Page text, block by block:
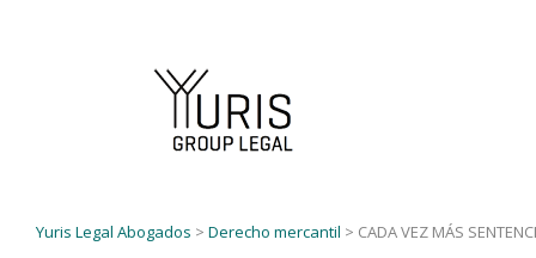
Yuris Legal Abogados > Derecho mercantil > CADA VEZ MÁS